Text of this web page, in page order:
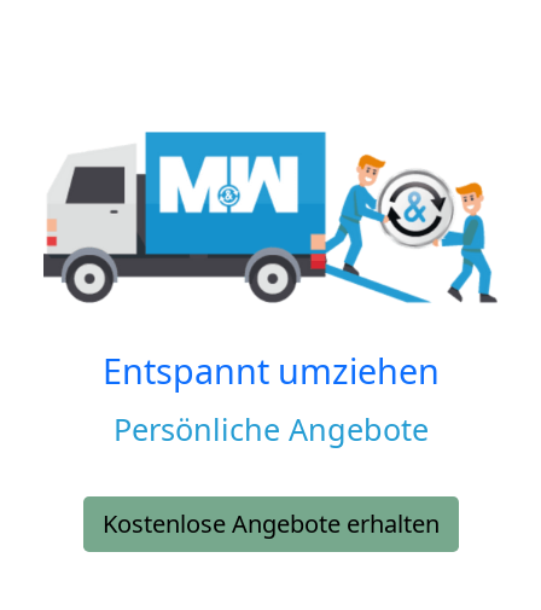
Entspannt umziehen
Persönliche Angebote
Kostenlose Angebote erhalten